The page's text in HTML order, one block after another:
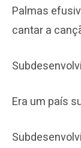
Palmas
cantar a
Era um país